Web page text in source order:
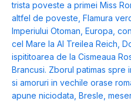
trista poveste a primei Miss
altfel de poveste Flamura
Imperiului Otoman Europa,
cel Mare la Al Treilea Reich
ispititoarea de la Cismeaua
Brancusi. Zborul patimas spre
si amoruri in vechile orase
apune niciodata Bresle,